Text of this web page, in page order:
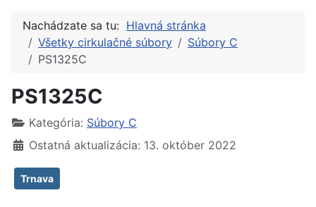
Nachádzate sa tu: Hlavná stránka
Všetky cirkulačné súbory
Súbory C
PS1325C
PS1325C
Kategória: Súbory C
Ostatná aktualizácia: 13. október 2022
Trnava